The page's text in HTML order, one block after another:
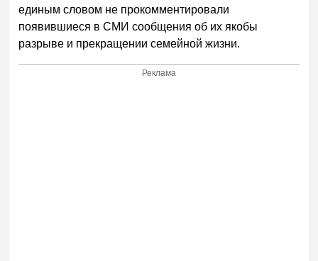
единым словом не прокомментировали
появившиеся в СМИ сообщения об их якобы
разрыве и прекращении семейной жизни.
Реклама